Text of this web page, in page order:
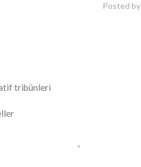
Posted by
tribünleri